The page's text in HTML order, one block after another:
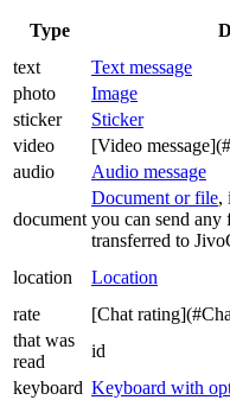
Type
text
Text message
photo
Image
sticker
Sticker
video
[Video
audio
Audio message
document
Document or file,
you can send any
transferred to
location Location
rate
[Chat
that was
read
id
keyboard Keyboard with